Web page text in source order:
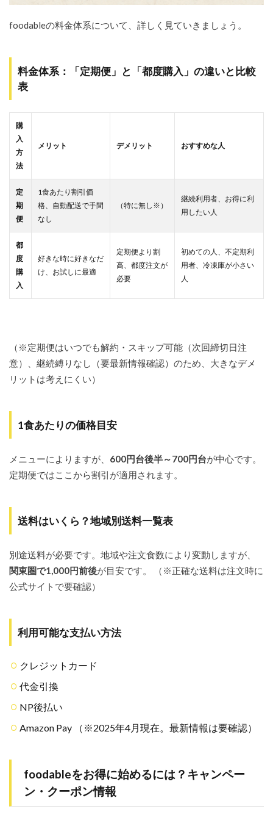
foodableの料金体系について、詳しく見ていきましょう。
料金体系：「定期便」と「都度購入」の違いと比較
表
購
入
方
法
メリット デメリット おすすめな人
定
期
便
1食あたり割引価
格、自動配送で手間
なし
（特に無し※）
継続利用者、お得に利
用したい人
都
度
購
入
好きな時に好きなだ
け、お試しに最適
定期便より割
高、都度注文が
必要
初めての人、不定期利
用者、冷凍庫が小さい
人
（※定期便はいつでも解約・スキップ可能（次回締切日注
意）、継続縛りなし（要最新情報確認）のため、大きなデメ
リットは考えにくい）
1食あたりの価格目安
メニューによりますが、 600円台後半～700円台が中心です。
定期便ではここから割引が適用されます。
送料はいくら？地域別送料一覧表
別途送料が必要です。地域や注文食数により変動しますが、
関東圏で1,000円前後が目安です。 （※正確な送料は注文時に
公式サイトで要確認）
利用可能な支払い方法
クレジットカード
代金引換
NP後払い
Amazon Pay （※2025年4月現在。最新情報は要確認）
foodableをお得に始めるには？キャンペー
ン・クーポン情報